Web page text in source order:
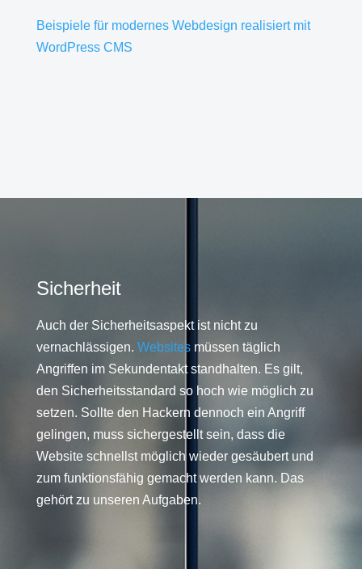
Beispiele für modernes Webdesign realisiert mit
WordPress CMS
Sicherheit
Auch der Sicherheitsaspekt ist nicht zu
vernachlässigen. Websitesmüssen täglich
Angriffen im Sekundentakt standhalten. Es gilt,
den Sicherheitsstandard so hoch wie möglich zu
setzen. Sollte den Hackern dennoch ein Angriff
gelingen, muss sichergestellt sein, dass die
Website schnellst möglich wieder gesäubert und
zum funktionsfähig gemacht werden kann. Das
gehört zu unseren Aufgaben.